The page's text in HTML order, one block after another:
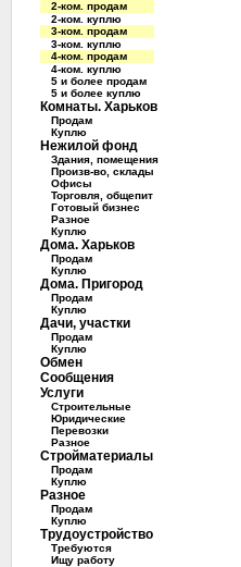
2-ком. продам
2-ком. куплю
3-ком. продам
3-ком. куплю
4-ком. продам
4-ком. куплю
5 и более продам
5 и более куплю
Комнаты. Харьков
Продам
Куплю
Нежилой фонд
Здания, помещения
Произв-во, склады
Офисы
Торговля, общепит
Готовый бизнес
Разное
Куплю
Дома. Харьков
Продам
Куплю
Дома. Пригород
Продам
Куплю
Дачи, участки
Продам
Куплю
Обмен
Сообщения
Услуги
Строительные
Юридические
Перевозки
Разное
Стройматериалы
Продам
Куплю
Разное
Продам
Куплю
Трудоустройство
Требуются
Ищу работу